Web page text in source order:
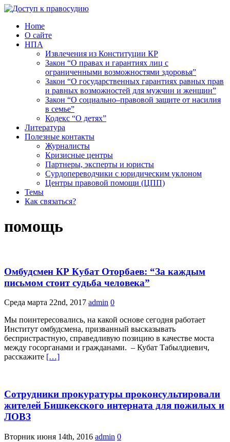
Home
О сайте
НПА
Извлечения из Конституции КР
Закон “О правах и гарантиях лиц с
ограниченными возможностями здоровья”
Закон “О государственных гарантиях равных прав
и равных возможностей для мужчин и женщин”
Закон “О социально–правовой защите от насилия
в семье”
Кодекс “О детях”
Литература
Полезные контакты
Журналисты
Кризисные центры
Партнеры, эксперты и юристы
Сурдопереводчики с юридическим уклоном
Центры правовой помощи (ЦПП)
Темы
Как связаться?
помощь
Омбудсмен КР Кубат Оторбаев: “За каждым
письмом стоит судьба человека”
Среда марта 22nd, 2017 admin 0
Мы поинтересовались, на какой основе сегодня работает
Институт омбудсмена, призванный высказывать
беспристрастную, справедливую позицию в качестве моста
между госорганами и гражданами. – Кубат Табылдиевич,
расскажите […]
Сотрудники прокуратуры проконсультировали
жителей Бишкекского интерната для пожилых и
ЛОВЗ
Вторник июня 14th, 2016 admin 0